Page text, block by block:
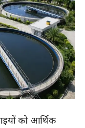
को आर्थिक